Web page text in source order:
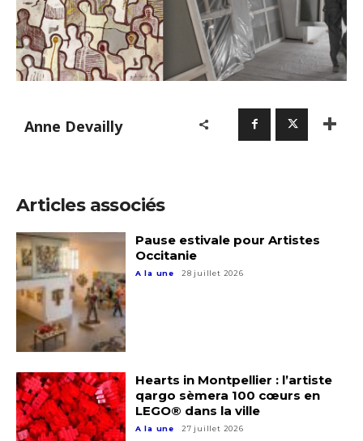
Anne Devailly
Articles associés
Pause estivale pour Artistes
Occitanie
A la une 28 juillet 2026
Hearts in Montpellier : l’artiste
qargo sèmera 100 cœurs en
LEGO® dans la ville
A la une 27 juillet 2026